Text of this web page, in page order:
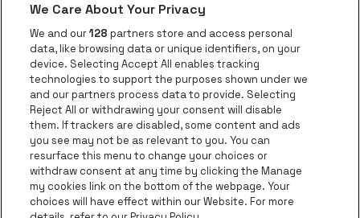
Ga naar
Ga naar de website van Europcar
Ga naar de
Ga naar de website van Coca-Cola
Ga naar de website van
Ga naar de
Ga naar de website van Champagne
Ga naar de website
Ga naar de website van Het
Ga naar de
AFAS Dome is een deel van be•at
We Care About Your Privacy
We and our128 partners store and access personal
data, like browsing data or unique identifiers, on your
device. Selecting Accept All enables tracking
technologies to support the purposes shown under we
and our partners process data to provide. Selecting
Reject All or withdrawing your consent will disable
them. If trackers are disabled, some content and ads
you see may not be as relevant to you. You can
resurface this menu to change your choices or
withdraw consent at any time by clicking the Manage
my cookies link on the bottom of the webpage. Your
choices will have effect within our Website. For more